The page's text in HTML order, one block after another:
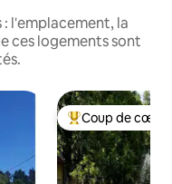
: l'emplacement, la
ces logements sont
Coup de cœur
Coup de cœur